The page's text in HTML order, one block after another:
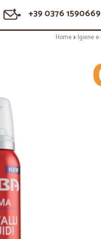
+39 0376 1590669
Home